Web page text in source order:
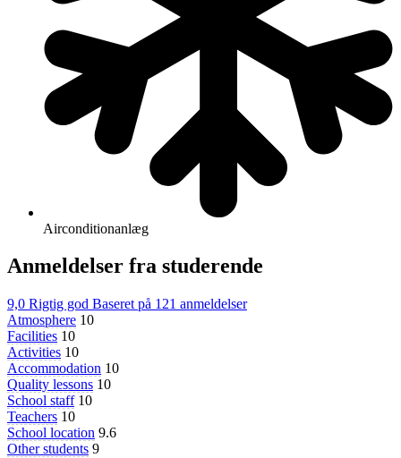
Airconditionanlæg
Anmeldelser fra studerende
9,0 Rigtig god Baseret på 121 anmeldelser
Atmosphere 10
Facilities 10
Activities 10
Accommodation 10
Quality lessons 10
School staff 10
Teachers 10
School location 9.6
Other students 9